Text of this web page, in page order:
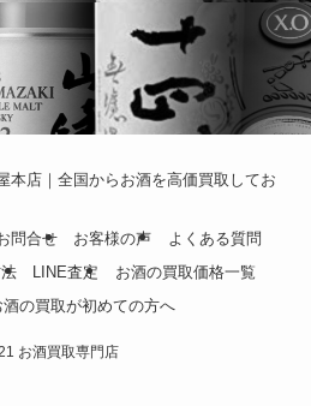
本店｜全国からお酒を高価買取してお
問合せ お客様の声
よくある質問
LINE査定
お酒の買取価格一覧
酒の買取が初めての方へ
お酒買取専門店